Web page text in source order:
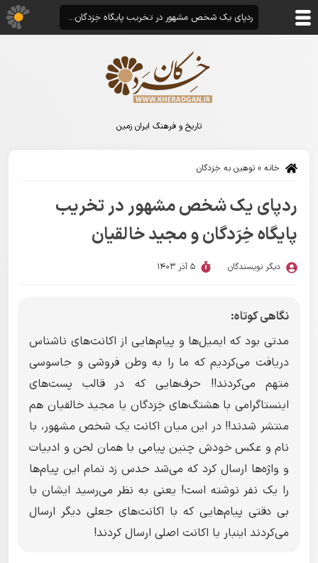
تاریخ و فرهنگ ایران زمین
خانه » توهین به خِرَدگان
ردپای یک شخص مشهور در تخریب
پایگاه خِرَدگان و مجید خالقیان
دیگر نویسندگان 5 آذر 1403
نگاهی کوتاه:
مدتی بود که ایمیل‌ها و پیام‌هایی از اکانت‌های ناشناس
دریافت می‌کردیم که ما را به وطن فروشی و جاسوسی
متهم می‌کردند!! حرف‌هایی که در قالب پست‌های
اینستاگرامی با هشتگ‌های خِرَدگان یا مجید خالقیان هم
منتشر شدند!! در این میان اکانت یک شخص مشهور، با
نام و عکس خودش چنین پیامی با همان لحن و ادبیات
و واژه‌ها ارسال کرد که می‌شد حدس زد تمام این پیام‌ها
را یک نفر نوشته است! یعنی به نظر می‌رسید ایشان با
بی دقتی پیام‌هایی که با اکانت‌های جعلی دیگر ارسال
می‌کردند اینبار یا اکانت اصلی ارسال کردند!
ردپای یک شخص مشهور در تخریب پایگاه خِرَدگان و مجید خالقیان